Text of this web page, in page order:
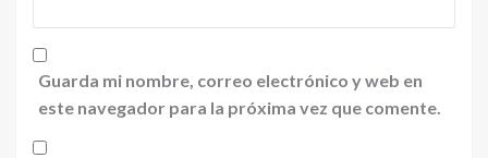
Guarda mi nombre, correo electrónico y web en
este navegador para la próxima vez que comente.